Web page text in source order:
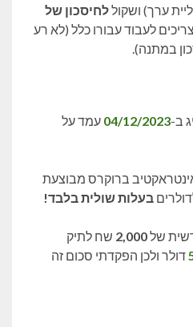
ערך) ושקוללחיסכון של
לעבוד עבורו כלל (לא רע
במתנה).
ב-04/12/2023 עמד על
ברוקרס מבוצעת
בעלות שולית בלבד!
של2,000 שח לתיק
דולר ולכן הפקדתי סכום זה